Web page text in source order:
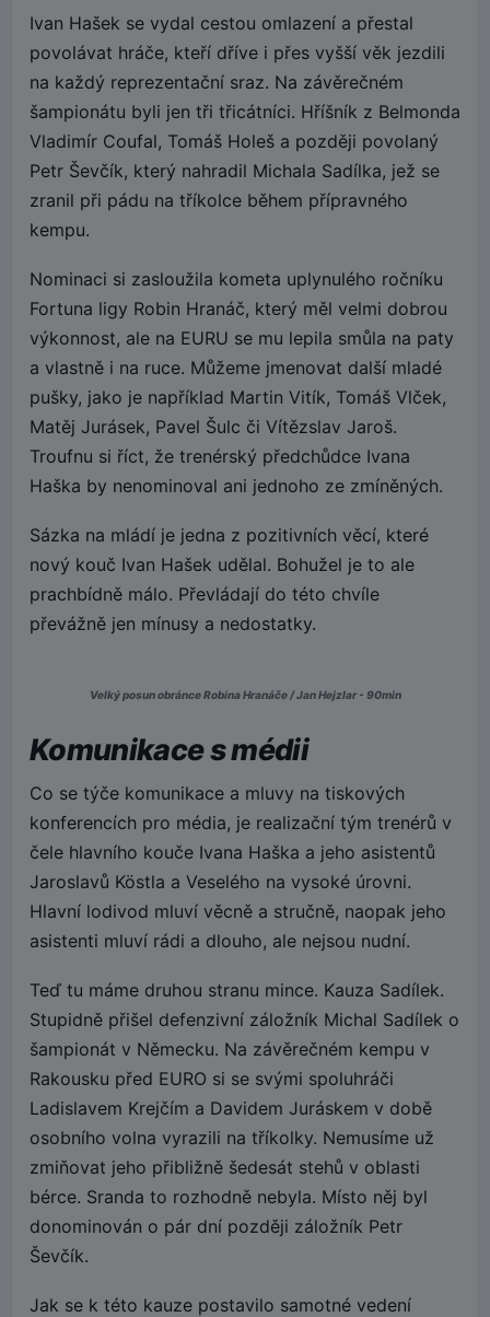
Ivan Hašek se vydal cestou omlazení a přestal
povolávat hráče, kteří dříve i přes vyšší věk jezdili
na každý reprezentační sraz. Na závěrečném
šampionátu byli jen tři třicátníci. Hříšník z Belmonda
Vladimír Coufal, Tomáš Holeš a později povolaný
Petr Ševčík, který nahradil Michala Sadílka, jež se
zranil při pádu na tříkolce během přípravného
kempu.
Nominaci si zasloužila kometa uplynulého ročníku
Fortuna ligy Robin Hranáč, který měl velmi dobrou
výkonnost, ale na EURU se mu lepila smůla na paty
a vlastně i na ruce. Můžeme jmenovat další mladé
pušky, jako je například Martin Vitík, Tomáš Vlček,
Matěj Jurásek, Pavel Šulc či Vítězslav Jaroš.
Troufnu si říct, že trenérský předchůdce Ivana
Haška by nenominoval ani jednoho ze zmíněných.
Sázka na mládí je jedna z pozitivních věcí, které
nový kouč Ivan Hašek udělal. Bohužel je to ale
prachbídně málo. Převládají do této chvíle
převážně jen mínusy a nedostatky.
Velký posun obránce Robina Hranáče / Jan Hejzlar - 90min
Komunikace s médii
Co se týče komunikace a mluvy na tiskových
konferencích pro média, je realizační tým trenérů v
čele hlavního kouče Ivana Haška a jeho asistentů
Jaroslavů Köstla a Veselého na vysoké úrovni.
Hlavní lodivod mluví věcně a stručně, naopak jeho
asistenti mluví rádi a dlouho, ale nejsou nudní.
Teď tu máme druhou stranu mince. Kauza Sadílek.
Stupidně přišel defenzivní záložník Michal Sadílek o
šampionát v Německu. Na závěrečném kempu v
Rakousku před EURO si se svými spoluhráči
Ladislavem Krejčím a Davidem Juráskem v době
osobního volna vyrazili na tříkolky. Nemusíme už
zmiňovat jeho přibližně šedesát stehů v oblasti
bérce. Sranda to rozhodně nebyla. Místo něj byl
donominován o pár dní později záložník Petr
Ševčík.
Jak se k této kauze postavilo samotné vedení